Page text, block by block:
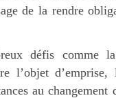
de la rendre
défis comme
l’objet
au